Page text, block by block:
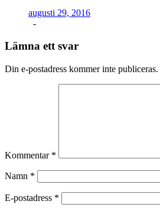
augusti 29, 2016
-
Lämna ett svar
Din e-postadress kommer inte publiceras.
Kommentar *
Namn *
E-postadress *